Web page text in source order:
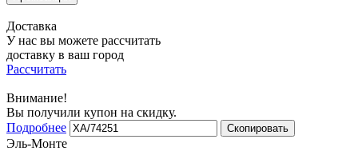
Доставка
У нас вы можете рассчитать
доставку в ваш город
Рассчитать
Внимание!
Вы получили купон на скидку.
Подробнее
Скопировать
Эль-Монте